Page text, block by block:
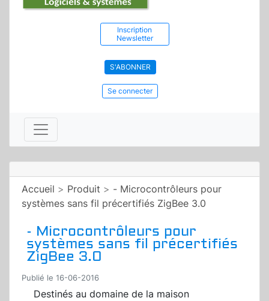
Inscription
Newsletter
S'ABONNER
Se connecter
Accueil > Produit > - Microcontrôleurs pour
systèmes sans fil précertifiés ZigBee 3.0
- Microcontrôleurs pour
systèmes sans fil précertifiés
ZigBee 3.0
Publié le 16-06-2016
Destinés au domaine de la maison